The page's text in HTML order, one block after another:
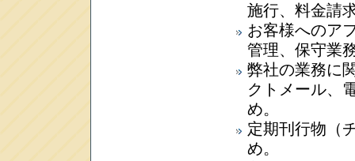
施行、料金
お客様へのア
管理、保守
弊社の業務に
クトメール、
め。
定期刊行物（
め。